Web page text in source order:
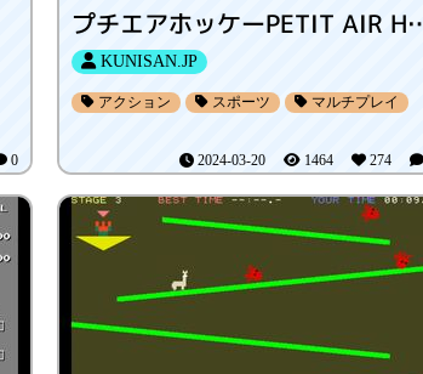
0
プチエアホッケ
KUNISAN.JP
アクション スポーツ マルチプレイ
2024-03-20 1464 274